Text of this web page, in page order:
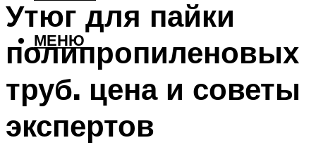
МЕНЮ
Утюг для пайки
полипропиленовых
труб. цена и советы
экспертов